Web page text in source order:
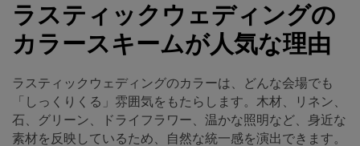
ラスティックウェディングの
カラースキームが人気な理由
ラスティックウェディングのカラーは、どんな会場でも
「しっくりくる」雰囲気をもたらします。木材、リネン、
石、グリーン、ドライフラワー、温かな照明など、身近な
素材を反映しているため、自然な統一感を演出できます。